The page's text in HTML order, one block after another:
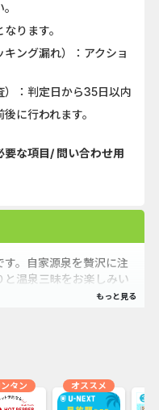
ります。
ング漏れ）：アクショ
：判定日から35日以内
に行われます。
要な項目/ 問い合わせ用
。自家源泉を贅沢に注
と温泉三昧をお楽しみい
に使った会席料理をご
いただいています。
タン オススメ